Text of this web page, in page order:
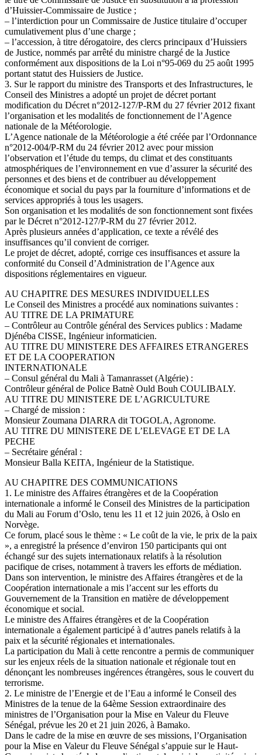
d’Huissier-Commissaire de Justice ;
– l’interdiction pour un Commissaire de Justice titulaire d’occuper
cumulativement plus d’une charge ;
– l’accession, à titre dérogatoire, des clercs principaux d’Huissiers
de Justice, nommés par arrêté du ministre chargé de la Justice
conformément aux dispositions de la Loi n°95-069 du 25 août 1995
portant statut des Huissiers de Justice.
3. Sur le rapport du ministre des Transports et des Infrastructures, le
Conseil des Ministres a adopté un projet de décret portant
modification du Décret n°2012-127/P-RM du 27 février 2012 fixant
l’organisation et les modalités de fonctionnement de l’Agence
nationale de la Météorologie.
L’Agence nationale de la Météorologie a été créée par l’Ordonnance
n°2012-004/P-RM du 24 février 2012 avec pour mission
l’observation et l’étude du temps, du climat et des constituants
atmosphériques de l’environnement en vue d’assurer la sécurité des
personnes et des biens et de contribuer au développement
économique et social du pays par la fourniture d’informations et de
services appropriés à tous les usagers.
Son organisation et les modalités de son fonctionnement sont fixées
par le Décret n°2012-127/P-RM du 27 février 2012.
Après plusieurs années d’application, ce texte a révélé des
insuffisances qu’il convient de corriger.
Le projet de décret, adopté, corrige ces insuffisances et assure la
conformité du Conseil d’Administration de l’Agence aux
dispositions réglementaires en vigueur.
AU CHAPITRE DES MESURES INDIVIDUELLES
Le Conseil des Ministres a procédé aux nominations suivantes :
AU TITRE DE LA PRIMATURE
– Contrôleur au Contrôle général des Services publics : Madame
Djénéba CISSE, Ingénieur informaticien.
AU TITRE DU MINISTERE DES AFFAIRES ETRANGERES
ET DE LA COOPERATION
INTERNATIONALE
– Consul général du Mali à Tamanrasset (Algérie) :
Contrôleur général de Police Batnè Ould Bouh COULIBALY.
AU TITRE DU MINISTERE DE L’AGRICULTURE
– Chargé de mission :
Monsieur Zoumana DIARRA dit TOGOLA, Agronome.
AU TITRE DU MINISTERE DE L’ELEVAGE ET DE LA
PECHE
– Secrétaire général :
Monsieur Balla KEITA, Ingénieur de la Statistique.
AU CHAPITRE DES COMMUNICATIONS
1. Le ministre des Affaires étrangères et de la Coopération
internationale a informé le Conseil des Ministres de la participation
du Mali au Forum d’Oslo, tenu les 11 et 12 juin 2026, à Oslo en
Norvège.
Ce forum, placé sous le thème : « Le coût de la vie, le prix de la paix
», a enregistré la présence d’environ 150 participants qui ont
échangé sur des sujets internationaux relatifs à la résolution
pacifique de crises, notamment à travers les efforts de médiation.
Dans son intervention, le ministre des Affaires étrangères et de la
Coopération internationale a mis l’accent sur les efforts du
Gouvernement de la Transition en matière de développement
économique et social.
Le ministre des Affaires étrangères et de la Coopération
internationale a également participé à d’autres panels relatifs à la
paix et la sécurité régionales et internationales.
La participation du Mali à cette rencontre a permis de communiquer
sur les enjeux réels de la situation nationale et régionale tout en
dénonçant les nombreuses ingérences étrangères, sous le couvert du
terrorisme.
2. Le ministre de l’Energie et de l’Eau a informé le Conseil des
Ministres de la tenue de la 64ème Session extraordinaire des
ministres de l’Organisation pour la Mise en Valeur du Fleuve
Sénégal, prévue les 20 et 21 juin 2026, à Bamako.
Dans le cadre de la mise en œuvre de ses missions, l’Organisation
pour la Mise en Valeur du Fleuve Sénégal s’appuie sur le Haut-